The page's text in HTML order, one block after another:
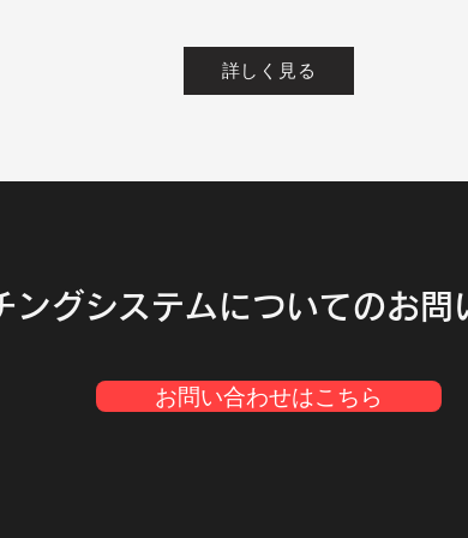
詳しく見る
ングシステムについてのお問
お問い合わせはこちら